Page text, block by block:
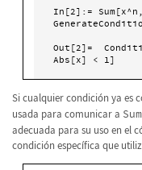
In[2]:=
Out[2]=
Abs[x] < 1]
Si cualquier condición ya es
usada para comunicar a Sum
adecuada para su uso en el
condición específica que